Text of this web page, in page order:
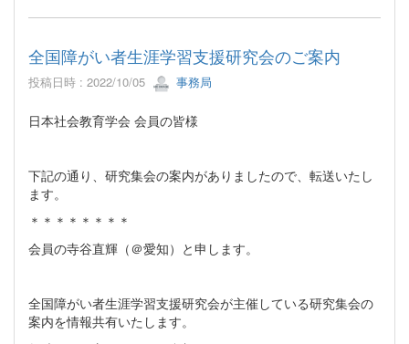
全国障がい者生涯学習支援研究会のご案内
投稿日時 : 2022/10/05 事務局
日本社会教育学会 会員の皆様
下記の通り、研究集会の案内がありましたので、転送いたし
ます。
＊＊＊＊＊＊＊＊
会員の寺谷直輝（＠愛知）と申します。
全国障がい者生涯学習支援研究会が主催している研究集会の
案内を情報共有いたします。